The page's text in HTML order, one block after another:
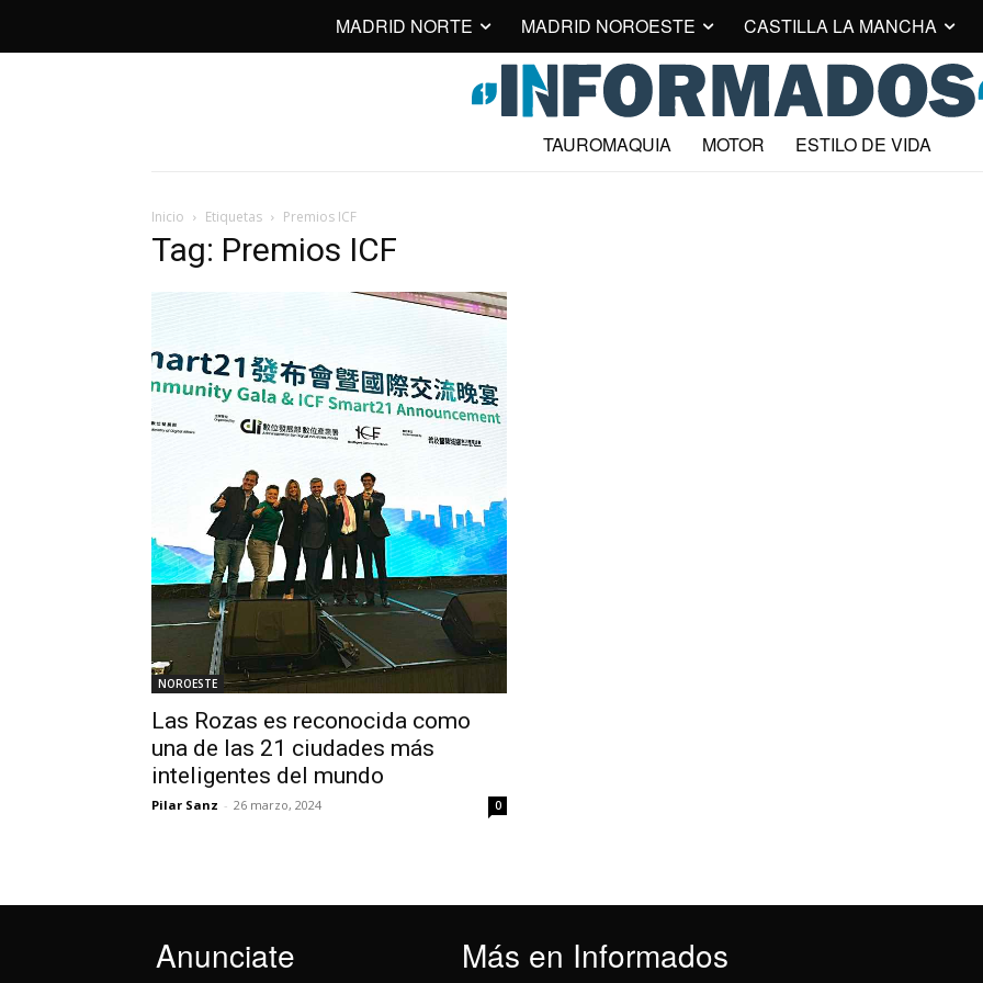
MADRID NORTE MADRID NOROESTE CASTILLA LA MANCHA
TAUROMAQUIA MOTOR ESTILO DE VIDA
Inicio Etiquetas Premios ICF
Tag: Premios ICF
NOROESTE
Las Rozas es reconocida como
una de las 21 ciudades más
inteligentes del mundo
Pilar Sanz - 26 marzo, 2024 0
Anunciate Más en Informados